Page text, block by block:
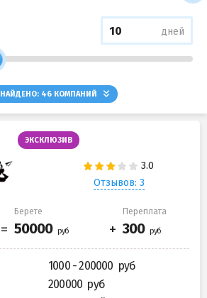
дней
НАЙДЕНО: 46КОМПАНИЙ
ЭКСКЛЮЗИВ
Отзывов: 3
Берете Переплата
1000 - 200000
200000